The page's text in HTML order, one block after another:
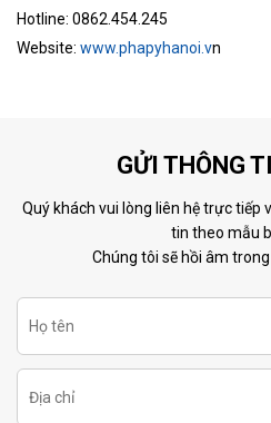
Hotline: 0862.454.245
Website: www.phapyhanoi.vn
GỬI THÔNG
Quý khách vui lòng liên hệ trực tiếp
tin theo mẫu
Chúng tôi sẽ hồi âm